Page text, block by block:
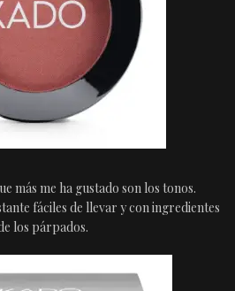
más me ha gustado son los tonos.
fáciles de llevar y con ingredientes
los párpados.